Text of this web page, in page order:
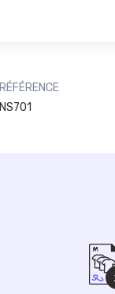
RÉFÉRENCE
NS701